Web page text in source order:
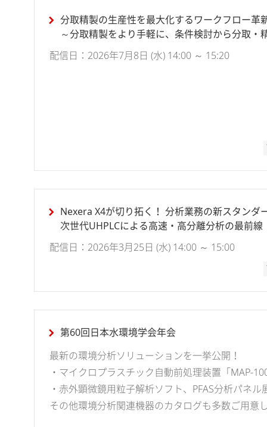
分取精製の生産性を最大化するワークフロー革
～分取精製をより手軽に、条件検討から分取・
る実践アプローチ～
配信日：2026年7月8日 (水) 14:00 ～ 15:20
Nexera X4が切り拓く！ 分析業務の新スタンダ
次世代UHPLCによる高速・高分離分析の最前線
配信日：2026年3月25日 (水) 14:00 ～ 15:00
第60回日本水環境学会年会
最新の環境分析ソリューションを一挙公開！
・マイクロプラスチック自動前処理装置「MAP-
・赤外顕微鏡用粒子解析ソフト、PFAS分析パネ
その他環境分析関連機器のカタログも多数ご用意